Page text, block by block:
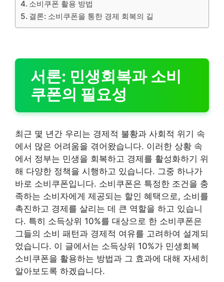
소비쿠폰 활용 방법
결론: 소비쿠폰을 통한 경제 회복의 길
서론: 민생회복과 소비
쿠폰의 필요성
최근 몇 년간 우리는 경제적 불황과 사회적 위기 속
에서 많은 어려움을 겪어왔습니다. 이러한 상황 속
에서 정부는 민생을 회복하고 경제를 활성화하기 위
해 다양한 정책을 시행하고 있습니다. 그중 하나가
바로 소비쿠폰입니다. 소비쿠폰은 특정한 조건을 충
족하는 소비자에게 제공되는 할인 혜택으로, 소비를
촉진하고 경제를 살리는 데 큰 역할을 하고 있습니
다. 특히 소득상위 10%를 대상으로 한 소비쿠폰은
그들의 소비 패턴과 경제적 여유를 고려하여 설계되
었습니다. 이 글에서는 소득상위 10%가 민생회복
소비쿠폰을 활용하는 방법과 그 효과에 대해 자세히
알아보도록 하겠습니다.